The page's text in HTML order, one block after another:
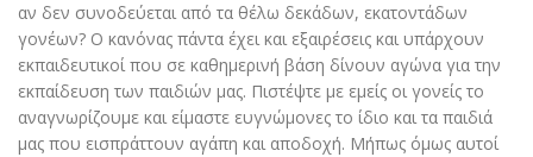
αν δεν συνοδεύεται από τα θέλω δεκάδων, εκατοντάδων
γονέων? Ο κανόνας πάντα έχει και εξαιρέσεις και υπάρχουν
εκπαιδευτικοί που σε καθηµερινή βάση δίνουν αγώνα για την
εκπαίδευση των παιδιών µας. Πιστέψτε µε εμείς οι γονείς το
αναγνωρίζουμε και είµαστε ευγνώµονες το ίδιο και τα παιδιά
µας που εισπράττουν αγάπη και αποδοχή. Μήπως όµως αυτοί